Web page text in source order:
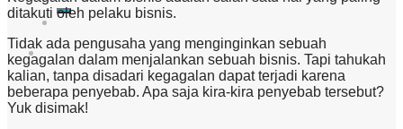
ditakuti oleh pelaku bisnis.
Tidak ada pengusaha yang menginginkan sebuah
kegagalan dalam menjalankan sebuah bisnis. Tapi tahukah
kalian, tanpa disadari kegagalan dapat terjadi karena
beberapa penyebab. Apa saja kira-kira penyebab tersebut?
Yuk disimak!